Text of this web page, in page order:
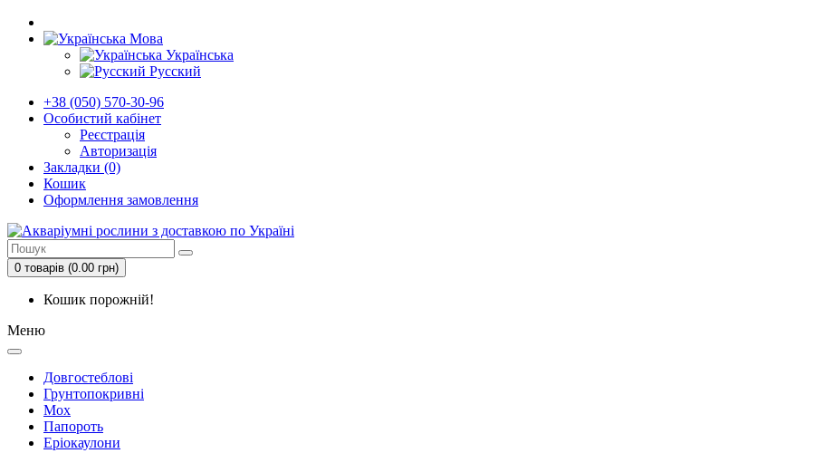
Мова
Українська
Русский
+38 (050) 570-30-96
Особистий кабінет
Реєстрація
Авторизація
Закладки (0)
Кошик
Оформлення замовлення
0 товарів (0.00 грн)
Кошик порожній!
Меню
Довгостеблові
Грунтопокривні
Мох
Папороть
Еріокаулони